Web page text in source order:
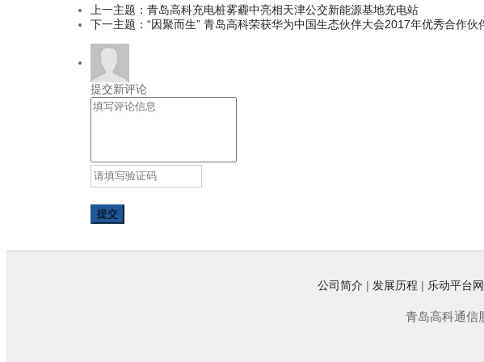
上一主题：青岛高科充电桩雾霾中亮相天津公交新能源基地充电站
下一主题：“因聚而生” 青岛高科荣获华为中国生态伙伴大会2017年优秀合作伙
提交新评论
公司简介 | 发展历程 | 乐动平台
青岛高科通信